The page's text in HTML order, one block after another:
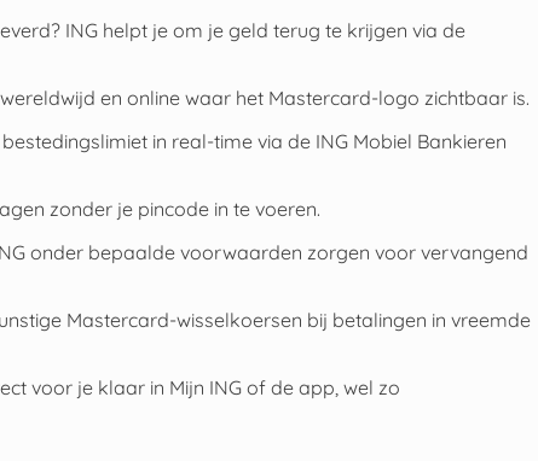
ING helpt je om je geld terug te krijgen via de
en online waar het Mastercard-logo zichtbaar is.
in real-time via de ING Mobiel Bankieren
zonder je pincode in te voeren.
onder bepaalde voorwaarden zorgen voor vervangend
Mastercard-wisselkoersen bij betalingen in vreemde
voor je klaar in Mijn ING of de app, wel zo